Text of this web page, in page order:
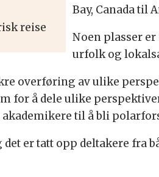
reise
Bay, Canada til
Noen plasser
urfolk og
overføring av ulike
for å dele ulike
til å bli
er tatt opp deltakere fra